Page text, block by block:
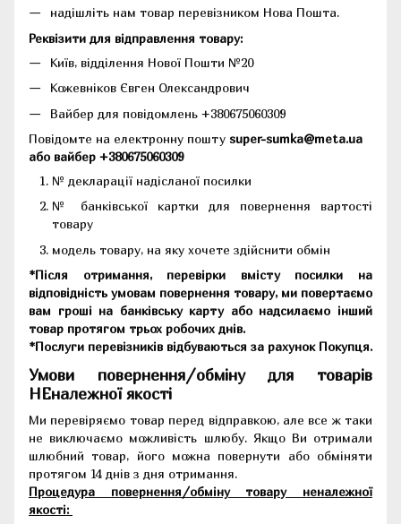
надішліть нам товар перевізником Нова Пошта.
Реквізити для відправлення товару:
Київ, відділення Нової Пошти №20
Кожевніков Євген Олександрович
Вайбер для повідомлень +380675060309
Повідомте на електронну пошту super-sumka@meta.ua
або вайбер +380675060309
№ декларації надісланої посилки
№ банківської картки для повернення вартості
товару
модель товару, на яку хочете здійснити обмін
*Після отримання, перевірки вмісту посилки на
відповідність умовам повернення товару, ми повертаємо
вам гроші на банківську карту або надсилаємо інший
товар протягом трьох робочих днів.
*Послуги перевізників відбуваються за рахунок Покупця.
Умови повернення/обміну для товарів
НЕналежної якості
Ми перевіряємо товар перед відправкою, але все ж таки
не виключаємо можливість шлюбу. Якщо Ви отримали
шлюбний товар, його можна повернути або обміняти
протягом 14 днів з дня отримання.
Процедура повернення/обміну товару неналежної
якості: